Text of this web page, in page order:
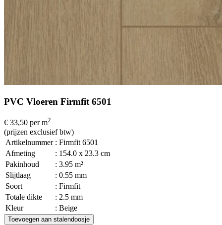
PVC Vloeren Firmfit 6501
€ 33,50 per m2
(prijzen exclusief btw)
Artikelnummer : Firmfit 6501
Afmeting
: 154.0 x 23.3 cm
Pakinhoud
: 3.95 m²
Slijtlaag
: 0.55 mm
Soort
: Firmfit
Totale dikte
: 2.5 mm
Kleur
: Beige
Toevoegen aan stalendoosje